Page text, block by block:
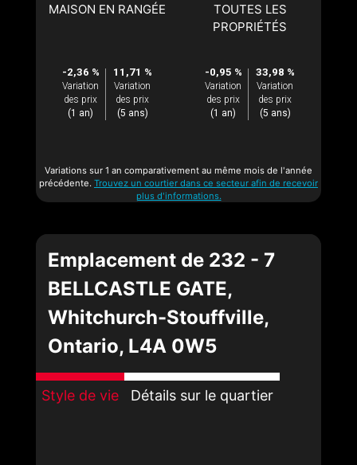
MAISON EN RANGÉE
-2,36 %
Variation
des prix
(1 an)
11,71 %
Variation
des prix
(5 ans)
TOUTES LES
PROPRIÉTÉS
-0,95 %
Variation
des prix
(1 an)
33,98 %
Variation
des prix
(5 ans)
Variations sur 1 an comparativement au même mois de l'année
précédente. Trouvez un courtier dans ce secteur afin de recevoir
plus d'informations.
Emplacement de 232 - 7
BELLCASTLE GATE,
Whitchurch-Stouffville,
Ontario, L4A 0W5
Style de vie Détails sur le quartier